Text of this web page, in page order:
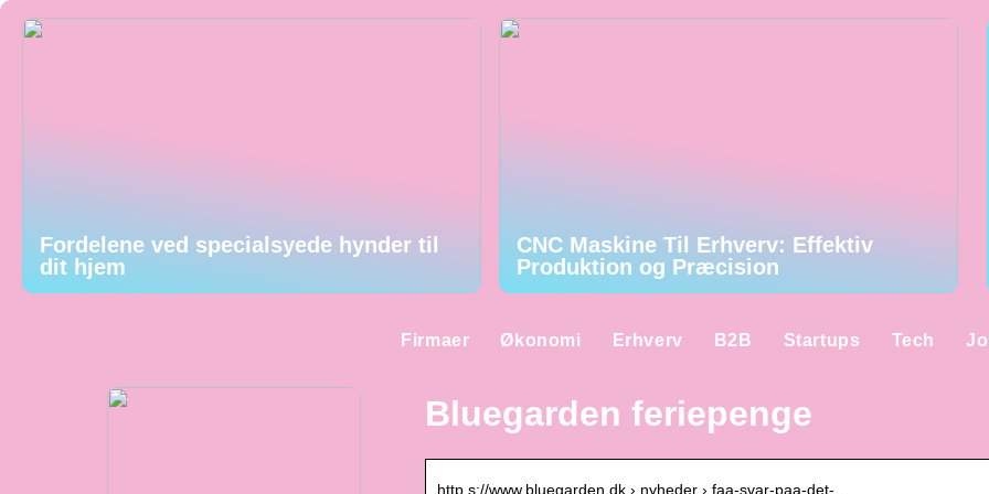
Fordelene ved specialsyede hynder til
dit hjem
CNC Maskine Til Erhverv: Effektiv
Produktion og Præcision
Firmaer Økonomi Erhverv B2B Startups Tech
Bluegarden feriepenge
http s://www.bluegarden.dk › nyheder › faa-svar-paa-det-…